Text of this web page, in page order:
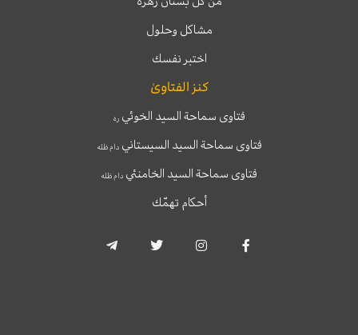
مشاكل وحلول
اختبر نفسك
كنز الفتاوىٰ
فتاوى سماحة السيد الخوئيره
فتاوى سماحة السيد السيستانيدام ظله
فتاوى سماحة السيد الخامنئي دام ظله
أحكام تهمّك
a
c
s
i
l